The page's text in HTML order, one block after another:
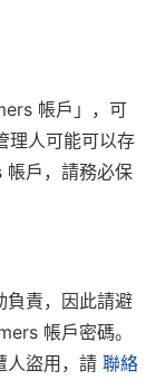
帳戶」，可
理人可能可以存
帳戶，請務必保
負責，因此請避
帳戶密碼。
人盜用，請 聯絡